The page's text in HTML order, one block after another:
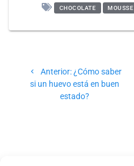
CHOCOLATE MOUSSE
Anterior: ¿Cómo saber
si un huevo está en buen
estado?